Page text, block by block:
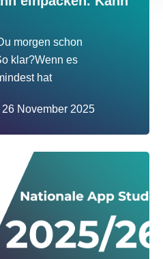
morgen schon
klar?Wenn es
hat
26 November 2025